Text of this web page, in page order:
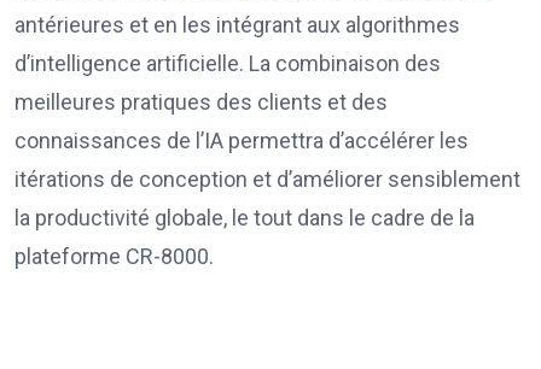
antérieures et en les intégrant aux algorithmes
d’intelligence artificielle. La combinaison des
meilleures pratiques des clients et des
connaissances de l’IA permettra d’accélérer les
itérations de conception et d’améliorer sensiblement
la productivité globale, le tout dans le cadre de la
plateforme CR-8000.